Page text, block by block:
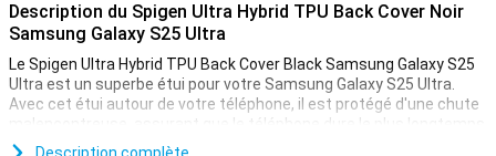
Description du Spigen Ultra Hybrid TPU Back Cover Noir
Samsung Galaxy S25 Ultra
Le Spigen Ultra Hybrid TPU Back Cover Black Samsung Galaxy S25
Ultra est un superbe étui pour votre Samsung Galaxy S25 Ultra.
Avec cet étui autour de votre téléphone, il est protégé d'une chute
malencontreuse, assurant que le téléphone dure le plus longtemps
possible !